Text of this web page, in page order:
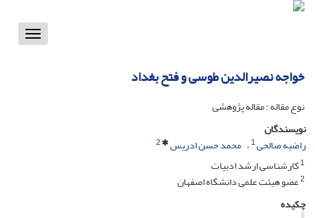
Toggle
خواجه نصیرالدین طوسی و فتح بغداد
نوع مقاله : مقاله پژوهشی
نویسندگان
راضیه صالحی1 محمد حسن ادریس
2
1کارشناسی ارشد ادبیات
2عضو هیئت علمی دانشگاه اصفهان
چکیده